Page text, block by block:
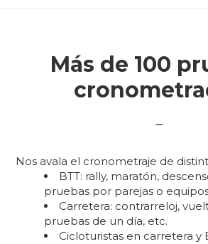
Más de 100
Nos avala el cronometraje de
BTT: rally, maratón,
pruebas por parejas o
Carretera: contrarreloj,
pruebas de un día, etc.
Cicloturistas en carretera y